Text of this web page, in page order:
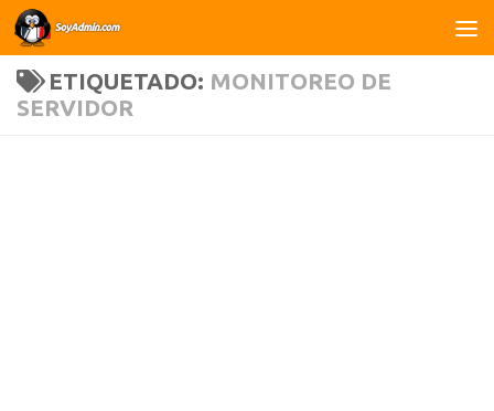
Saltar al contenido
ETIQUETADO: MONITOREO DE
SERVIDOR